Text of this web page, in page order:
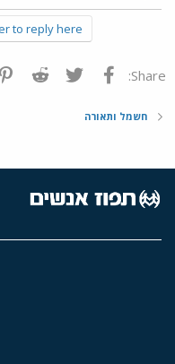
to reply here.
Share: פייסבוק Twitter
חשמל ותאורה